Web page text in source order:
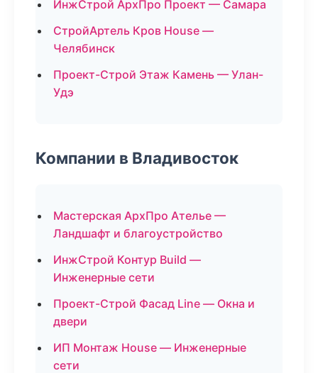
ИнжСтрой АрхПро Проект — Самара
СтройАртель Кров House —
Челябинск
Проект-Строй Этаж Камень — Улан-
Удэ
Компании в Владивосток
Мастерская АрхПро Ателье —
Ландшафт и благоустройство
ИнжСтрой Контур Build —
Инженерные сети
Проект-Строй Фасад Line — Окна и
двери
ИП Монтаж House — Инженерные
сети